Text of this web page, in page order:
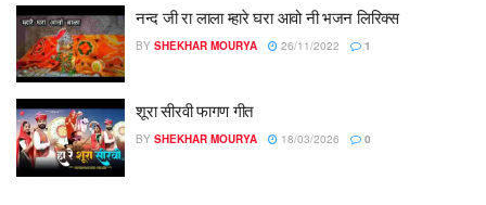
नन्द जी रा लाला म्हारे घरा आवो नी भजन लिरिक्स
BY SHEKHAR MOURYA 26/11/2022 1
शूरा सीरवी फागण गीत
BY SHEKHAR MOURYA 18/03/2026 0